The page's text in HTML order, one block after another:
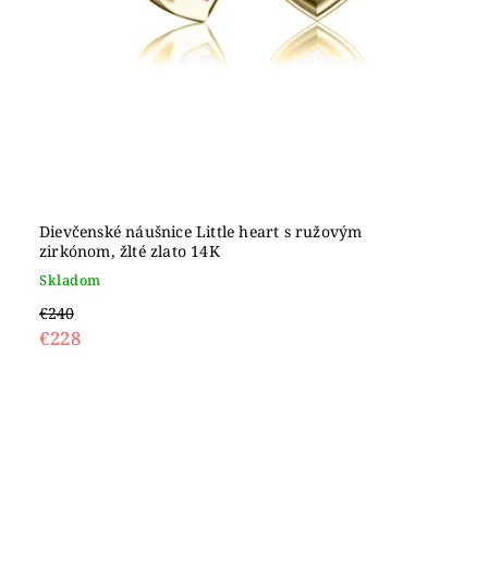
Dievčenské náušnice Little heart s ružovým
zirkónom, žlté zlato 14K
Skladom
€240
€228